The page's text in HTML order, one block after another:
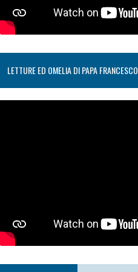
LETTURE ED OMELIA DI PAPA FRANCESCO